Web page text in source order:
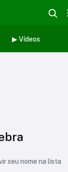
▶ Vídeos
seu nome na lista